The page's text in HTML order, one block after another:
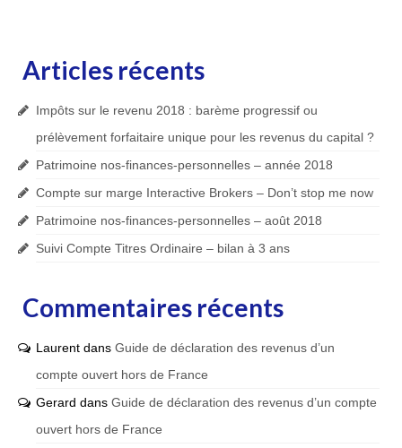
Articles récents
Impôts sur le revenu 2018 : barème progressif ou
prélèvement forfaitaire unique pour les revenus du capital ?
Patrimoine nos-finances-personnelles – année 2018
Compte sur marge Interactive Brokers – Don’t stop me now
Patrimoine nos-finances-personnelles – août 2018
Suivi Compte Titres Ordinaire – bilan à 3 ans
Commentaires récents
Laurent dans Guide de déclaration des revenus d’un
compte ouvert hors de France
Gerard dans Guide de déclaration des revenus d’un compte
ouvert hors de France